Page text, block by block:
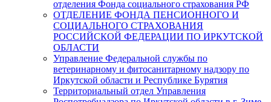
отделения Фонда социального страхования РФ
ОТДЕЛЕНИЕ ФОНДА ПЕНСИОННОГО И
СОЦИАЛЬНОГО СТРАХОВАНИЯ
РОССИЙСКОЙ ФЕДЕРАЦИИ ПО ИРКУТСКОЙ
ОБЛАСТИ
Управление Федеральной службы по
ветеринарному и фитосанитарному надзору по
Иркутской области и Республике Бурятия
Территориальный отдел Управления